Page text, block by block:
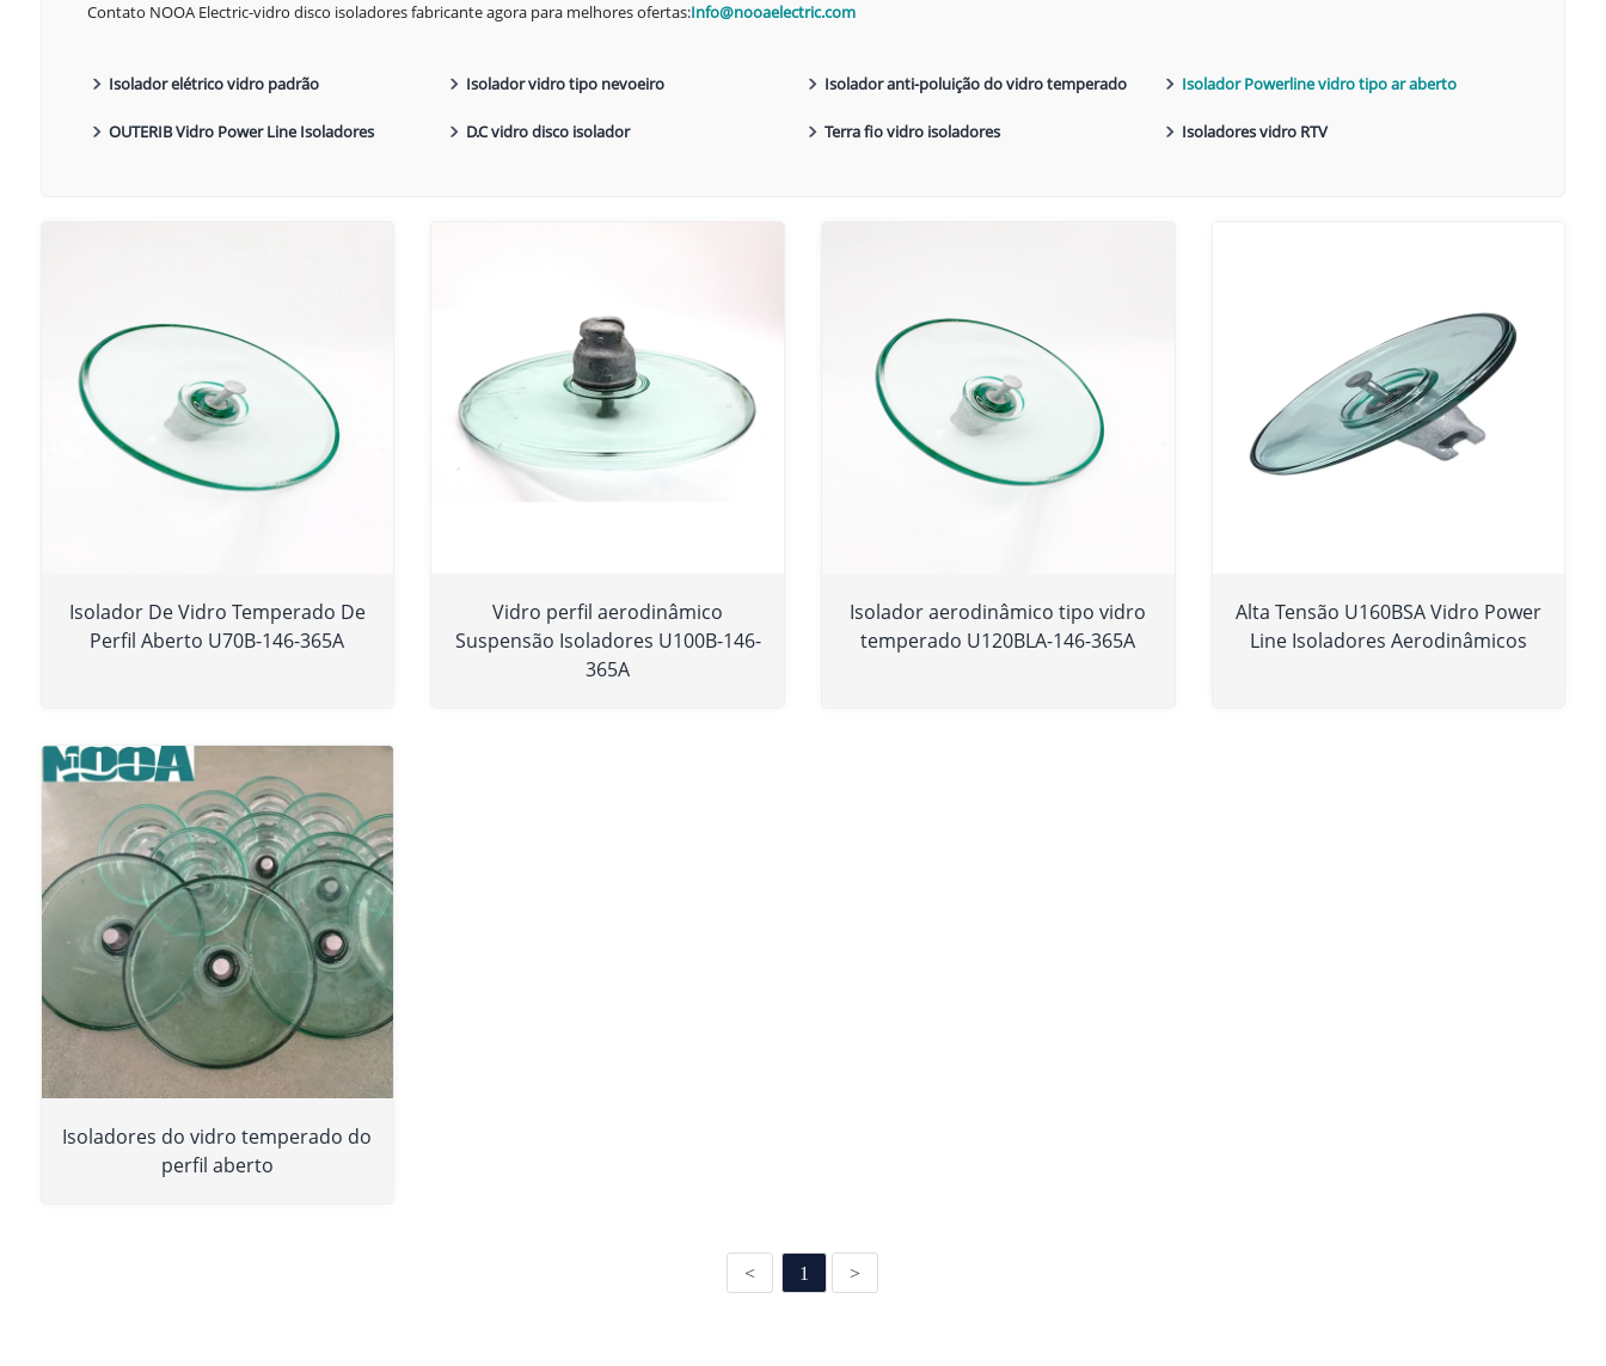
Contato NOOA Electric-vidro disco isoladores fabricante agora para melhores ofertas:Info@nooaelectric.com
Isolador elétrico vidro padrão Isolador vidro tipo nevoeiro Isolador anti-poluição do vidro temperado Isolador Powerline vidro tipo ar aberto
OUTERIB Vidro Power Line Isoladores D.C vidro disco isolador Terra fio vidro isoladores Isoladores vidro RTV
Isolador De Vidro Temperado De
Perfil Aberto U70B-146-365A
Vidro perfil aerodinâmico
Suspensão Isoladores U100B-146-
365A
Isolador aerodinâmico tipo vidro
temperado U120BLA-146-365A
Alta Tensão U160BSA Vidro Power
Line Isoladores Aerodinâmicos
Isoladores do vidro temperado do
perfil aberto
< 1 >